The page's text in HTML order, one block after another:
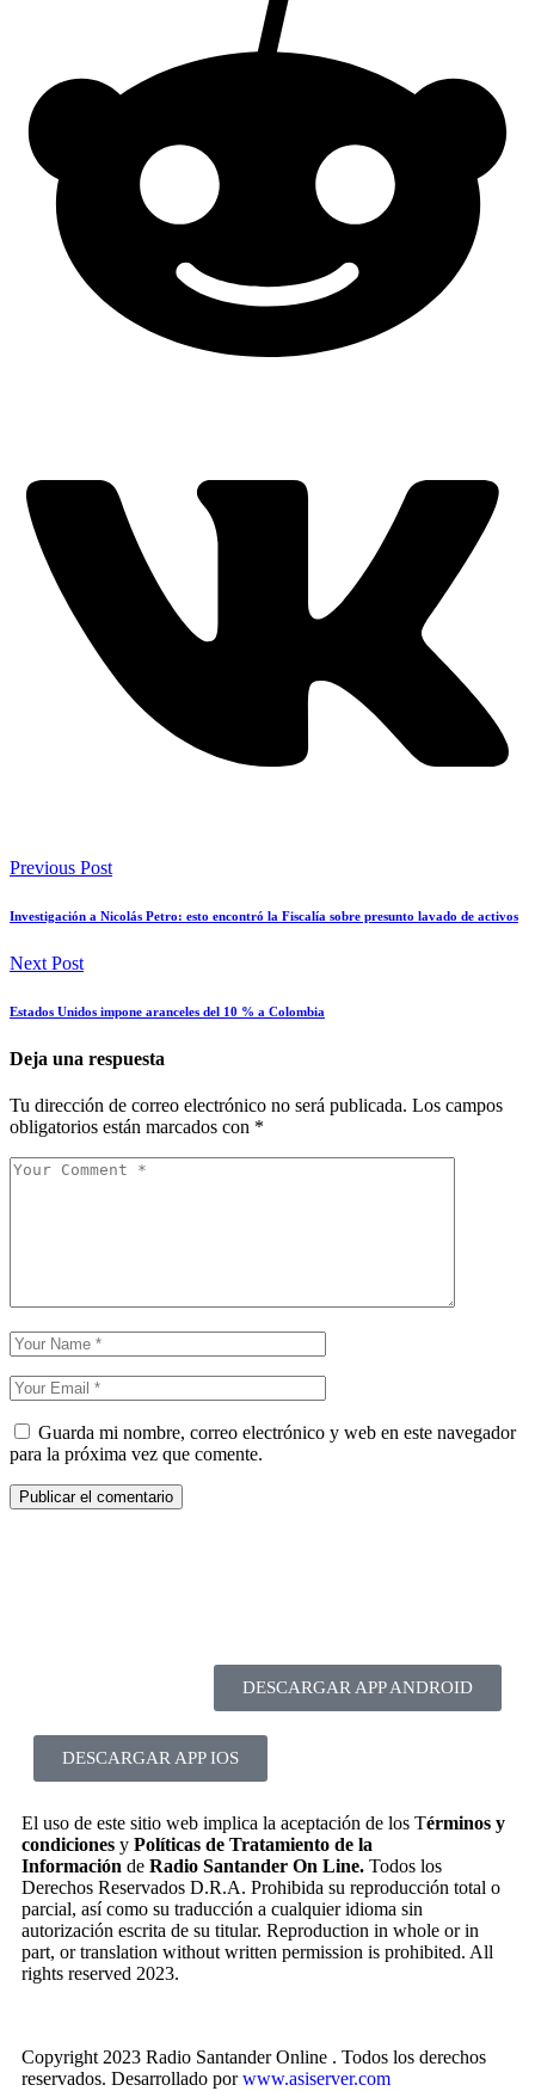
Previous Post
Investigación a Nicolás Petro: esto encontró la Fiscalía sobre presunto lavado de activos
Next Post
Estados Unidos impone aranceles del 10 % a Colombia
Deja una respuesta
Tu dirección de correo electrónico no será publicada. Los campos
obligatorios están marcados con *
Guarda mi nombre, correo electrónico y web en este navegador
para la próxima vez que comente.
DESCARGAR APP ANDROID
DESCARGAR APP IOS
El uso de este sitio web implica la aceptación de los Términos y
condiciones y Políticas de Tratamiento de la
Información de Radio Santander On Line. Todos los
Derechos Reservados D.R.A. Prohibida su reproducción total o
parcial, así como su traducción a cualquier idioma sin
autorización escrita de su titular. Reproduction in whole or in
part, or translation without written permission is prohibited. All
rights reserved 2023.
Copyright 2023 Radio Santander Online . Todos los derechos
reservados. Desarrollado porwww.asiserver.com